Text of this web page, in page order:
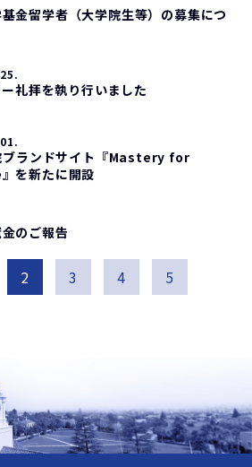
金留学者（大学院生等）の募集につ
礼拝を執り行いました
ブランドサイト『Mastery for
を新たに開設
のご報告
2 3 4 5